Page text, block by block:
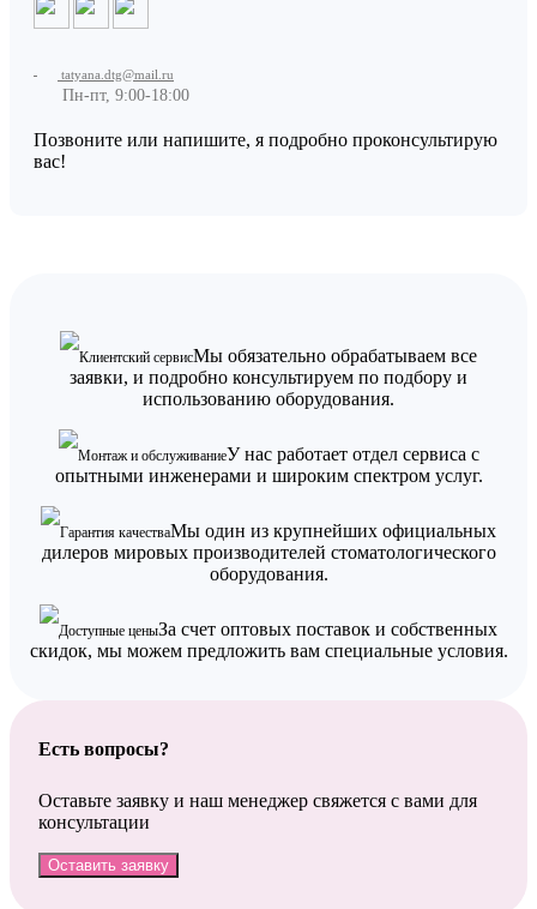
tatyana.dtg@mail.ru
Пн-пт, 9:00-18:00
Позвоните или напишите, я подробно проконсультирую
вас!
Клиентский сервисМы обязательно обрабатываем все
заявки, и подробно консультируем по подбору и
использованию оборудования.
Монтаж и обслуживаниеУ нас работает отдел сервиса с
опытными инженерами и широким спектром услуг.
Гарантия качестваМы один из крупнейших официальных
дилеров мировых производителей стоматологического
оборудования.
Доступные ценыЗа счет оптовых поставок и собственных
скидок, мы можем предложить вам специальные условия.
Есть вопросы?
Оставьте заявку и наш менеджер свяжется с вами для
консультации
Оставить заявку